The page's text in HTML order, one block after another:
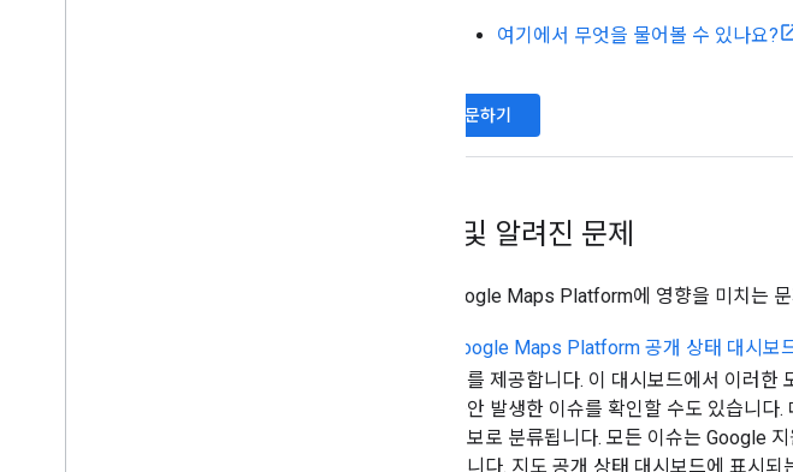
여기에서 무엇을 물어볼 수 있나요?
새 질문하기
이슈 및 알려진 문제
현재 Google Maps Platform에 영향을 미치는
Google Maps Platform 공개 상태 대시보
보를 제공합니다. 이 대시보드에서 이러
동안 발생한 이슈를 확인할 수도 있습니
정보로 분류됩니다. 모든 이슈는 Google
습니다. 지도 공개 상태 대시보드에 표시